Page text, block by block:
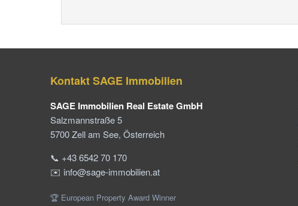
Kontakt SAGE Immobilien
SAGE Immobilien Real Estate GmbH
Salzmannstraße 5
5700 Zell am See, Österreich
📞 +43 6542 70 170
✉️ info@sage-immobilien.at
🏆 European Property Award Winner